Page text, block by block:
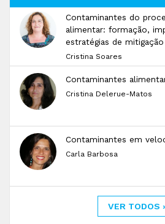
Contaminantes do
alimentar: formação,
estratégias de mitigação
Cristina Soares
Contaminantes
Cristina Delerue-Matos
Contaminantes em
Carla Barbosa
VER TODOS